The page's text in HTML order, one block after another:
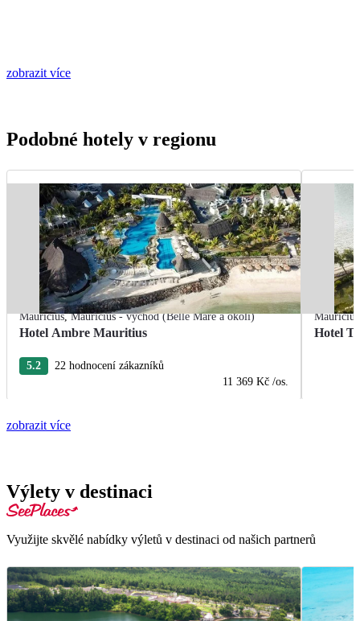
zobrazit více
Podobné hotely v regionu
Mauricius,Mauricius - východ (Belle Mare a okolí)
Hotel Ambre Mauritius
5.2
22 hodnocení zákazníků
11 369 Kč /os.
Mauricius
Hotel
zobrazit více
Výlety v destinaci
Využijte skvělé nabídky výletů v destinaci od našich partnerů